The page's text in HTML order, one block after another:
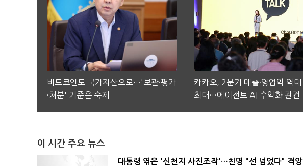
비트코인도 국가자산으로…'보관·평가
·처분' 기준은 숙제
카카오, 2분기 매출·영업익 역대
최대…에이전트 AI 수익화 관건
이 시간 주요 뉴스
대통령 엮은 '신천지 사진조작'…친명 "선 넘었다" 격앙